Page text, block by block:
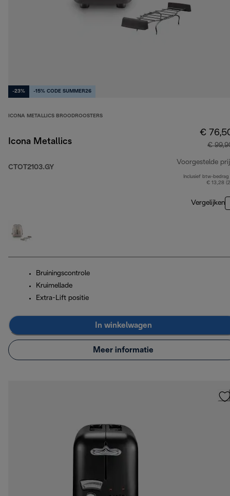
-23% -15% CODE SUMMER26
ICONA METALLICS BROODROOSTERS
Icona Metallics
CTOT2103.GY
€
€
Voorgestelde
Inclusief btw-bedrag
€ 13,28
Vergelijken
Bruiningscontrole
Kruimellade
Extra-Lift positie
In winkelwagen
Meer informatie